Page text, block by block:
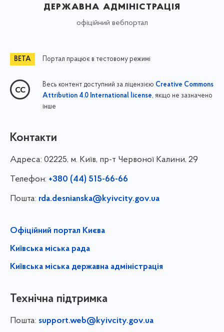
державна адміністрація
офіційний вебпортал
Портал працює в тестовому режимі
Весь контент доступний за ліцензією Creative Commons
Attribution 4.0 International license, якщо не зазначено
інше
Контакти
Адреса: 02225, м. Київ, пр-т Червоної Калини, 29
Телефон: +380 (44) 515-66-66
Пошта: rda.desnianska@kyivcity.gov.ua
Офіційний портал Києва
Київська міська рада
Київська міська державна адміністрація
Технічна підтримка
Пошта: support.web@kyivcity.gov.ua